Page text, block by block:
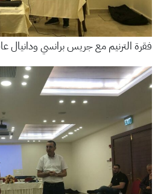
فقرة الترنيم مع جريس برانسي ودانيال